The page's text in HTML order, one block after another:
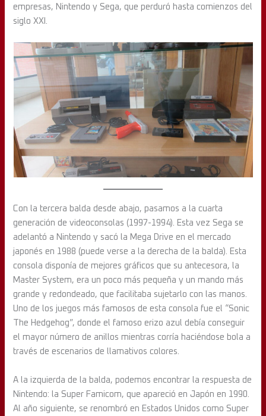
empresas, Nintendo y Sega, que perduró hasta comienzos del
siglo XXI.
Con la tercera balda desde abajo, pasamos a la cuarta
generación de videoconsolas (1997-1994). Esta vez Sega se
adelantó a Nintendo y sacó la Mega Drive en el mercado
japonés en 1988 (puede verse a la derecha de la balda). Esta
consola disponía de mejores gráficos que su antecesora, la
Master System, era un poco más pequeña y un mando más
grande y redondeado, que facilitaba sujetarlo con las manos.
Uno de los juegos más famosos de esta consola fue el “Sonic
The Hedgehog”, donde el famoso erizo azul debía conseguir
el mayor número de anillos mientras corría haciéndose bola a
través de escenarios de llamativos colores.
A la izquierda de la balda, podemos encontrar la respuesta de
Nintendo: la Super Famicom, que apareció en Japón en 1990.
Al año siguiente, se renombró en Estados Unidos como Super